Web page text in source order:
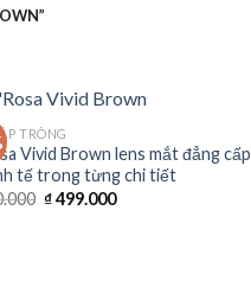
TRÒNG
Vivid Brown lens mắt đẳng cấp
tế trong từng chi tiết
Giá
₫499.000Giá